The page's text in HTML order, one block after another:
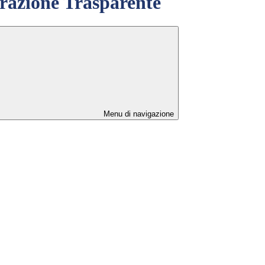
Menu di navigazione